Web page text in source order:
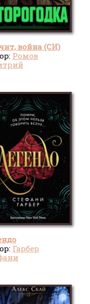
война (СИ)
Ромов
Гарбер